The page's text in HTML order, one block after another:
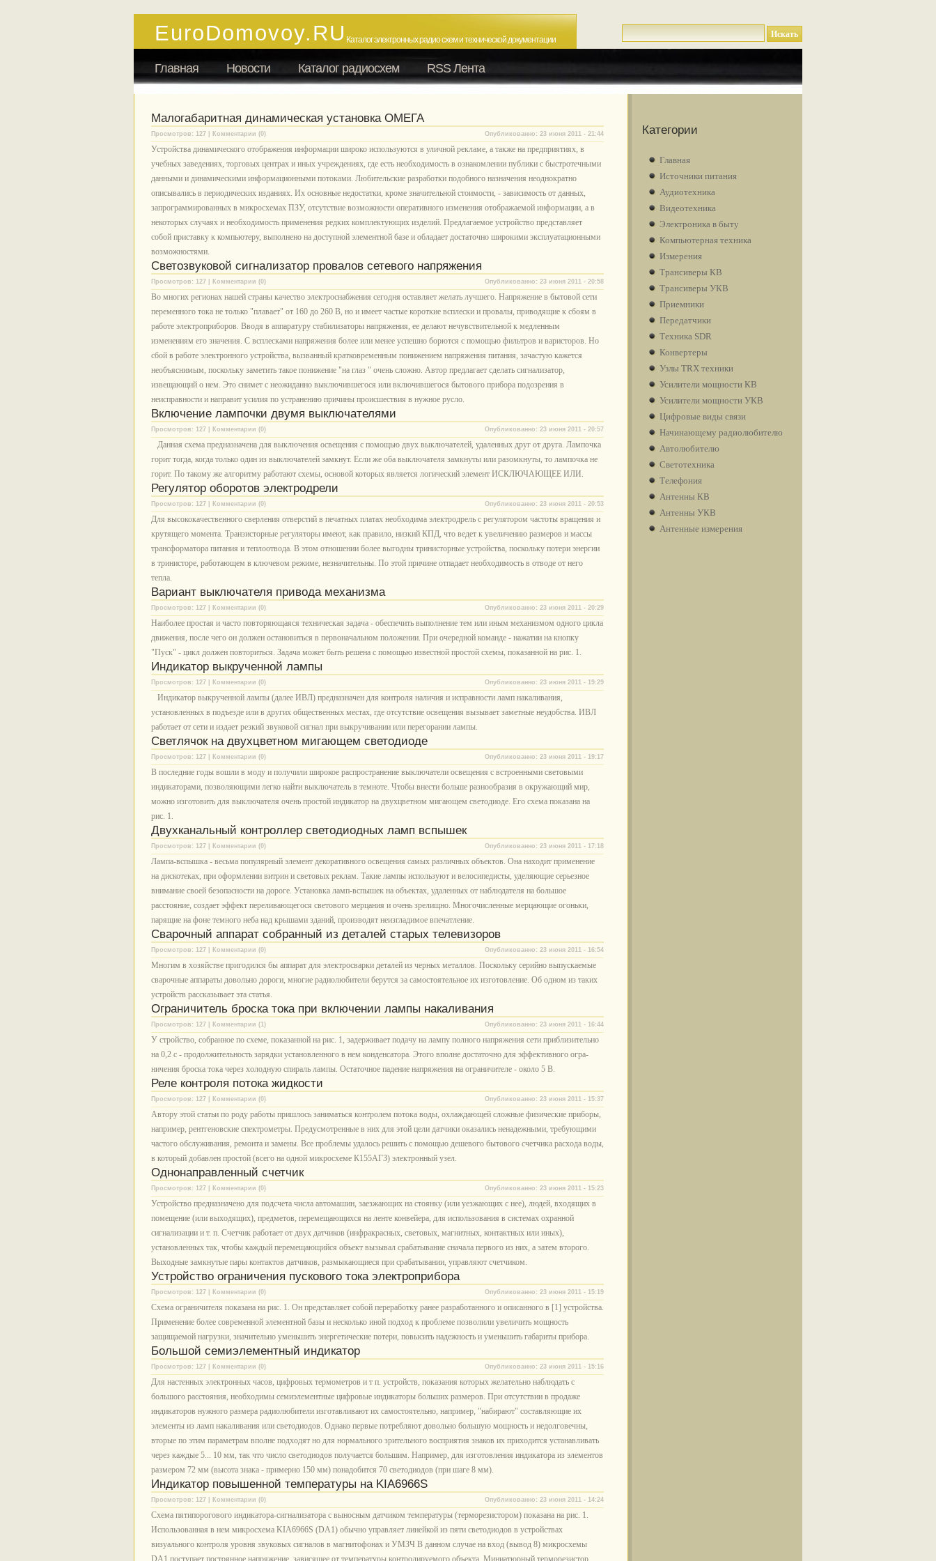
EuroDomovoy.RU Каталог электронных радио схем и технической документации
Главная Новости Каталог радиосхем RSS Лента
Малогабаритная динамическая установка ОМЕГА
Просмотров: 127 | Комментарии (0) Опубликованно: 23 июня 2011 - 21:44
Устройства динамического отображения информации широко используются в уличной рекламе, а также на предприятиях, в
учебных заведениях, торговых центрах и иных учреждениях, где есть необходимость в ознакомлении публики с быстротечными
данными и динамическими информационными потоками. Любительские разработки подобного назначения неоднократно
описывались в периодических изданиях. Их основные недостатки, кроме значительной стоимости, - зависимость от данных,
запрограммированных в микросхемах ПЗУ, отсутствие возможности оперативного изменения отображаемой информации, а в
некоторых случаях и необходимость применения редких комплектующих изделий. Предлагаемое устройство представляет
собой приставку к компьютеру, выполнено на доступной элементной базе и обладает достаточно широкими эксплуатационными
возможностями.
Светозвуковой сигнализатор провалов сетевого напряжения
Просмотров: 127 | Комментарии (0) Опубликованно: 23 июня 2011 - 20:58
Во многих регионах нашей страны качество электроснабжения сегодня оставляет желать лучшего. Напряжение в бытовой сети
переменного тока не только "плавает" от 160 до 260 В, но и имеет частые короткие всплески и провалы, приводящие к сбоям в
работе электроприборов. Вводя в аппаратуру стабилизаторы напряжения, ее делают нечувствительной к медленным
изменениям его значения. С всплесками напряжения более или менее успешно борются с помощью фильтров и варисторов. Но
сбой в работе электронного устройства, вызванный кратковременным понижением напряжения питания, зачастую кажется
необъяснимым, поскольку заметить такое понижение "на глаз " очень сложно. Автор предлагает сделать сигнализатор,
извещающий о нем. Это снимет с неожиданно выключившегося или включившегося бытового прибора подозрения в
неисправности и направит усилия по устранению причины происшествия в нужное русло.
Включение лампочки двумя выключателями
Просмотров: 127 | Комментарии (0) Опубликованно: 23 июня 2011 - 20:57
Данная схема предназначена для выключения освещения с помощью двух выключателей, удаленных друг от друга. Лампочка
горит тогда, когда только один из выключателей замкнут. Если же оба выключателя замкнуты или разомкнуты, то лампочка не
горит. По такому же алгоритму работают схемы, основой которых является логический элемент ИСКЛЮЧАЮЩЕЕ ИЛИ.
Регулятор оборотов электродрели
Просмотров: 127 | Комментарии (0) Опубликованно: 23 июня 2011 - 20:53
Для высококачественного сверления отверстий в печатных платах необходима электродрель с регулятором частоты вращения и
крутящего момента. Транзисторные регуляторы имеют, как правило, низкий КПД, что ведет к увеличению размеров и массы
трансформатора питания и теплоотвода. В этом отношении более выгодны тринисторные устройства, поскольку потери энергии
в тринисторе, работающем в ключевом режиме, незначительны. По этой причине отпадает необходимость в отводе от него
тепла.
Вариант выключателя привода механизма
Просмотров: 127 | Комментарии (0) Опубликованно: 23 июня 2011 - 20:29
Наиболее простая и часто повторяющаяся техническая задача - обеспечить выполнение тем или иным механизмом одного цикла
движения, после чего он должен остановиться в первоначальном положении. При очередной команде - нажатии на кнопку
"Пуск" - цикл должен повториться. Задача может быть решена с помощью известной простой схемы, показанной на рис. 1.
Индикатор выкрученной лампы
Просмотров: 127 | Комментарии (0) Опубликованно: 23 июня 2011 - 19:29
Индикатор выкрученной лампы (далее ИВЛ) предназначен для контроля наличия и исправности ламп накаливания,
установленных в подъезде или в других общественных местах, где отсутствие освещения вызывает заметные неудобства. ИВЛ
работает от сети и издает резкий звуковой сигнал при выкручивании или перегорании лампы.
Светлячок на двухцветном мигающем светодиоде
Просмотров: 127 | Комментарии (0) Опубликованно: 23 июня 2011 - 19:17
В последние годы вошли в моду и получили широкое распространение выключатели освещения с встроенными световыми
индикаторами, позволяющими легко найти выключатель в темноте. Чтобы внести больше разнообразия в окружающий мир,
можно изготовить для выключателя очень простой индикатор на двухцветном мигающем светодиоде. Его схема показана на
рис. 1.
Двухканальный контроллер светодиодных ламп вспышек
Просмотров: 127 | Комментарии (0) Опубликованно: 23 июня 2011 - 17:18
Лампа-вспышка - весьма популярный элемент декоративного освещения самых различных объектов. Она находит применение
на дискотеках, при оформлении витрин и световых реклам. Такие лампы используют и велосипедисты, уделяющие серьезное
внимание своей безопасности на дороге. Установка ламп-вспышек на объектах, удаленных от наблюдателя на большое
расстояние, создает эффект переливающегося светового мерцания и очень зрелищно. Многочисленные мерцающие огоньки,
парящие на фоне темного неба над крышами зданий, производят неизгладимое впечатление.
Сварочный аппарат собранный из деталей старых телевизоров
Просмотров: 127 | Комментарии (0) Опубликованно: 23 июня 2011 - 16:54
Многим в хозяйстве пригодился бы аппарат для электросварки деталей из черных металлов. Поскольку серийно выпускаемые
сварочные аппараты довольно дороги, многие радиолюбители берутся за самостоятельное их изготовление. Об одном из таких
устройств рассказывает эта статья.
Ограничитель броска тока при включении лампы накаливания
Просмотров: 127 | Комментарии (1) Опубликованно: 23 июня 2011 - 16:44
У стройство, собранное по схеме, показанной на рис. 1, задерживает подачу на лампу полного напряжения сети приблизительно
на 0,2 с - про­должительность зарядки установлен­ного в нем конденсатора. Этого вполне достаточно для эффективного огра­
ничения броска тока через холодную спираль лампы. Остаточное падение на­пряжения на ограничителе - около 5 В.
Реле контроля потока жидкости
Просмотров: 127 | Комментарии (0) Опубликованно: 23 июня 2011 - 15:37
Автору этой статьи по роду работы пришлось заниматься контролем потока воды, охлаждающей сложные физические приборы,
например, рентгеновские спектрометры. Предусмотренные в них для этой цели датчики оказались ненадежными, требующими
частого обслуживания, ремонта и замены. Все проблемы удалось решить с помощью дешевого бытового счетчика расхода воды,
в который добавлен простой (всего на одной микросхеме К155АГЗ) электронный узел.
Однонаправленный счетчик
Просмотров: 127 | Комментарии (0) Опубликованно: 23 июня 2011 - 15:23
Устройство предназначено для подсчета числа автомашин, заезжающих на стоянку (или уезжающих с нее), людей, входящих в
помещение (или выходящих), предметов, перемещающихся на ленте конвейера, для использования в системах охранной
сигнализации и т. п. Счетчик работает от двух датчиков (инфракрасных, световых, магнитных, контактных или иных),
установленных так, чтобы каждый перемещающийся объект вызывал срабатывание сначала первого из них, а затем второго.
Выходные замкнутые пары контактов датчиков, размыкающиеся при срабатывании, управляют счетчиком.
Устройство ограничения пускового тока электроприбора
Просмотров: 127 | Комментарии (0) Опубликованно: 23 июня 2011 - 15:19
Схема ограничителя показана на рис. 1. Он представляет собой переработку ранее разработанного и описанного в [1] устройства.
Применение более современной элементной базы и несколько иной подход к проблеме позволили увеличить мощность
защищаемой нагрузки, значительно уменьшить энергетические потери, повысить надежность и уменьшить габариты прибора.
Большой семиэлементный индикатор
Просмотров: 127 | Комментарии (0) Опубликованно: 23 июня 2011 - 15:16
Для настенных электронных часов, цифровых термометров и т п. устройств, показания которых желательно наблюдать с
большого расстояния, необходимы семиэлементные цифровые индикаторы больших размеров. При отсутствии в продаже
индикаторов нужного размера радиолюбители изготавливают их самостоятельно, например, "набирают" составляющие их
элементы из ламп накаливания или светодиодов. Однако первые потребляют довольно большую мощность и недолговечны,
вторые по этим параметрам вполне подходят но для нормального зрительного восприятия знаков их приходится устанавливать
через каждые 5... 10 мм, так что число светодиодов получается большим. Например, для изготовления индикатора из элементов
размером 72 мм (высота знака - примерно 150 мм) понадобится 70 светодиодов (при шаге 8 мм).
Индикатор повышенной температуры на KIA6966S
Просмотров: 127 | Комментарии (0) Опубликованно: 23 июня 2011 - 14:24
Схема пятипорогового индикатора-сигнализатора с выносным датчиком температуры (терморезистором) показана на рис. 1.
Использованная в нем микросхема KIA6966S (DA1) обычно управляет линейкой из пяти светодиодов в устройствах
визуального контроля уровня звуковых сигналов в магнитофонах и УМЗЧ В данном случае на вход (вывод 8) микросхемы
DA1 поступает постоянное напряжение, зависящее от температуры контролируемого объекта. Миниатюрный терморезистор
Категории
Главная
Источники питания
Аудиотехника
Видеотехника
Электроника в быту
Компьютерная техника
Измерения
Трансиверы КВ
Трансиверы УКВ
Приемники
Передатчики
Техника SDR
Конвертеры
Узлы TRX техники
Усилители мощности КВ
Усилители мощности УКВ
Цифровые виды связи
Начинающему радиолюбителю
Автолюбителю
Светотехника
Телефония
Антенны КВ
Антенны УКВ
Антенные измерения